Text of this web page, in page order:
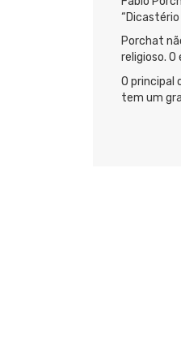
Porchat
religioso.
O principal
tem um